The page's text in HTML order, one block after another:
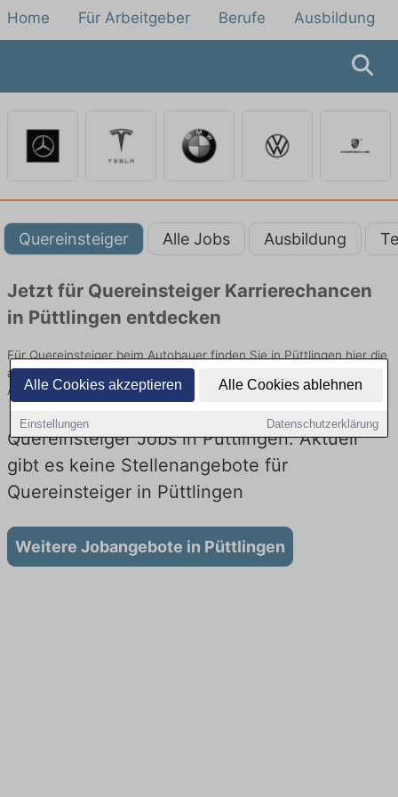
Alle Cookies akzeptieren Alle Cookies ablehnen
Einstellungen Datenschutzerklärung
Home Für Arbeitgeber Berufe Ausbildung
Quereinsteiger Alle Jobs Ausbildung
Jetzt für Quereinsteiger Karrierechancen
in Püttlingen entdecken
Für Quereinsteiger beim Autobauer finden Sie in Püttlingen hier die
aktuellsten Angebote. Entdecken Sie freie Optionen von Top-
Arbeitgebern und bewerben Sie sich noch heute.
Quereinsteiger Jobs in Püttlingen: Aktuell
gibt es keine Stellenangebote für
Quereinsteiger in Püttlingen
Weitere Jobangebote in Püttlingen